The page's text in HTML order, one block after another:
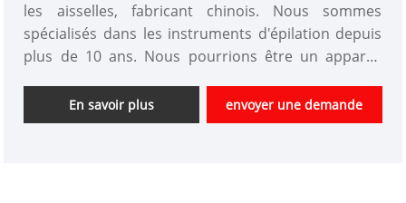
les aisselles, fabricant chinois. Nous sommes
spécialisés dans les instruments d'épilation depuis
plus de 10 ans. Nous pourrions être un appareil
avantage en termes de prix. Nous sommes un
fournisseur professionnel d'instruments de beauté
En savoir plus envoyer une demande